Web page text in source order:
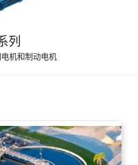
列
机和制动电机